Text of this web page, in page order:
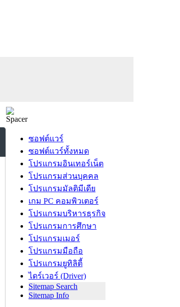
ซอฟต์แวร์
ซอฟต์แวร์ทั้งหมด
โปรแกรมอินเทอร์เน็ต
โปรแกรมส่วนบุคคล
โปรแกรมมัลติมีเดีย
เกม PC คอมพิวเตอร์
โปรแกรมบริหารธุรกิจ
โปรแกรมการศึกษา
โปรแกรมเมอร์
โปรแกรมมือถือ
โปรแกรมยูทิลิตี้
ไดร์เวอร์ (Driver)
Sitemap Search
Sitemap Info